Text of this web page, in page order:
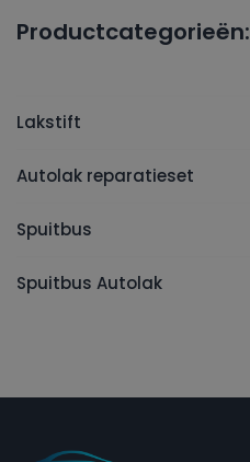
Productcategorieën:
Lakstift
Autolak reparatieset
Spuitbus
Spuitbus Autolak